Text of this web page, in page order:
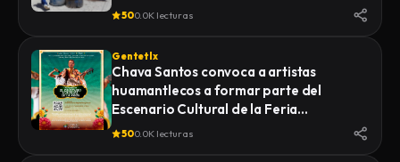
500.0K lecturas
Gentetlx
Chava Santos convoca a artistas
huamantlecos a formar parte del
Escenario Cultural de la Feria
Internacional del Arte Efímero y la Dalia
500.0K lecturas